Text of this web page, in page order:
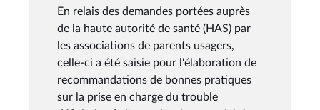
En relais des demandes portées auprès
de la haute autorité de santé (HAS) par
les associations de parents usagers,
celle-ci a été saisie pour l'élaboration de
recommandations de bonnes pratiques
sur la prise en charge du trouble